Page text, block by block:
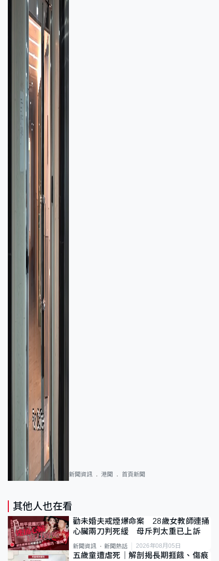
新聞資訊 港聞 首頁新聞
其他人也在看
勸未婚夫戒煙爆命案 28歲女教師連捅
心臟兩刀判死緩 母斥判太重已上訴
新聞資訊 新聞熱話 2026年08月05日
五歲童遭虐死｜解剖揭長期捱餓、傷痕